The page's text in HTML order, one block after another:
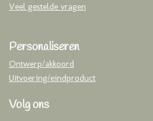
Veel gestelde vragen
Personaliseren
Ontwerp/akkoord
Uitvoering/eindproduct
Volg ons